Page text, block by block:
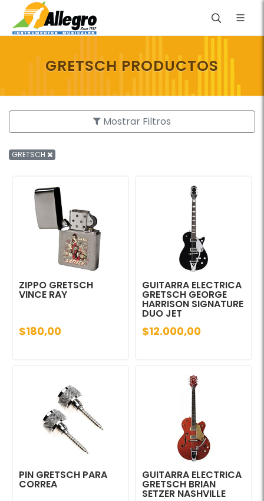
GRETSCH PRODUCTOS
Mostrar Filtros
GRETSCH
ZIPPO GRETSCH
VINCE RAY
$180,00
GUITARRA ELECTRICA
GRETSCH GEORGE
HARRISON SIGNATURE
DUO JET
$12.000,00
PIN GRETSCH PARA
CORREA
GUITARRA ELECTRICA
GRETSCH BRIAN
SETZER NASHVILLE